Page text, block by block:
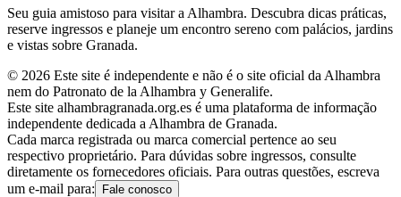
Seu guia amistoso para visitar a Alhambra. Descubra dicas práticas,
reserve ingressos e planeje um encontro sereno com palácios, jardins
e vistas sobre Granada.
© 2026 Este site é independente e não é o site oficial da Alhambra
nem do Patronato de la Alhambra y Generalife.
Este site alhambragranada.org.es é uma plataforma de informação
independente dedicada a Alhambra de Granada.
Cada marca registrada ou marca comercial pertence ao seu
respectivo proprietário. Para dúvidas sobre ingressos, consulte
diretamente os fornecedores oficiais. Para outras questões, escreva
um e-mail para:
Fale conosco